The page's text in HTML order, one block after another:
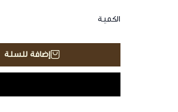
الكمية
إضافة للسلة